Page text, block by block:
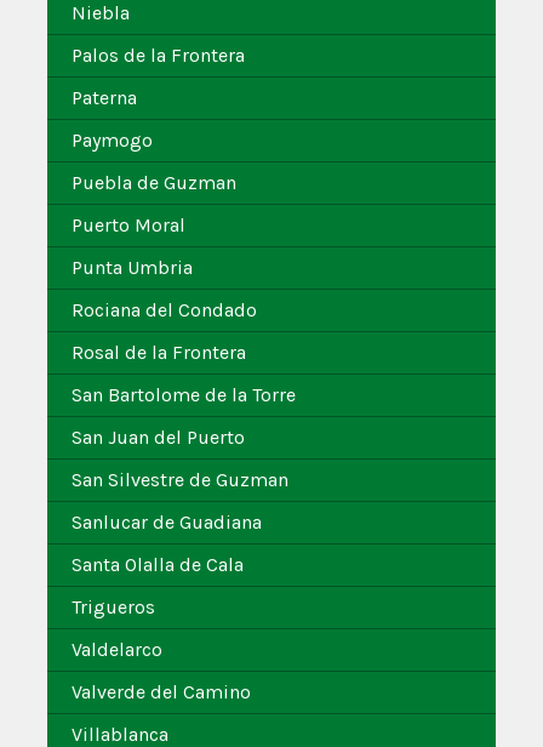
Niebla
Palos de la Frontera
Paterna
Paymogo
Puebla de Guzman
Puerto Moral
Punta Umbria
Rociana del Condado
Rosal de la Frontera
San Bartolome de la Torre
San Juan del Puerto
San Silvestre de Guzman
Sanlucar de Guadiana
Santa Olalla de Cala
Trigueros
Valdelarco
Valverde del Camino
Villablanca